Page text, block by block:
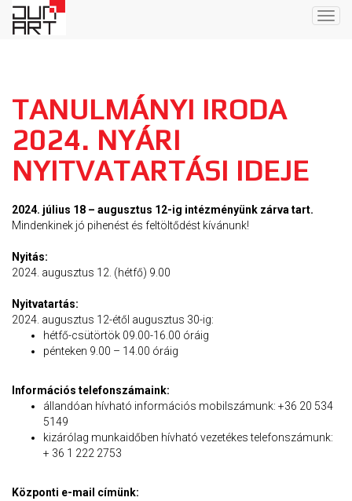
TANULMÁNYI IRODA
2024. NYÁRI
NYITVATARTÁSI IDEJE
2024. július 18 – augusztus 12-ig intézményünk zárva tart.
Mindenkinek jó pihenést és feltöltődést kívánunk!
Nyitás:
2024. augusztus 12. (hétfő) 9.00
Nyitvatartás:
2024. augusztus 12-étől augusztus 30-ig:
hétfő-csütörtök 09.00-16.00 óráig
pénteken 9.00 – 14.00 óráig
Információs telefonszámaink:
állandóan hívható információs mobilszámunk: +36 20 534
5149
kizárólag munkaidőben hívható vezetékes telefonszámunk:
+ 36 1 222 2753
Központi e-mail címünk: